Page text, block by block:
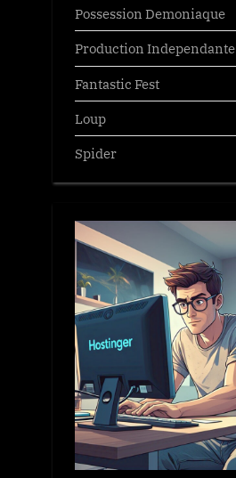
Possession Demoniaque
Production Independante
Fantastic Fest
Loup
Spider